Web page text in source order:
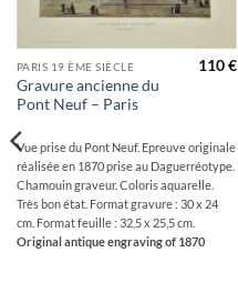
PARIS 19 ÈME SIÈCLE
Gravure ancienne du
Pont Neuf – Paris
110€
Vue prise du Pont Neuf. Epreuve originale
réalisée en 1870 prise au Daguerréotype.
Chamouin graveur. Coloris aquarelle.
Très bon état. Format gravure : 30 x 24
cm. Format feuille : 32,5 x 25,5 cm.
Original antique engraving of 1870